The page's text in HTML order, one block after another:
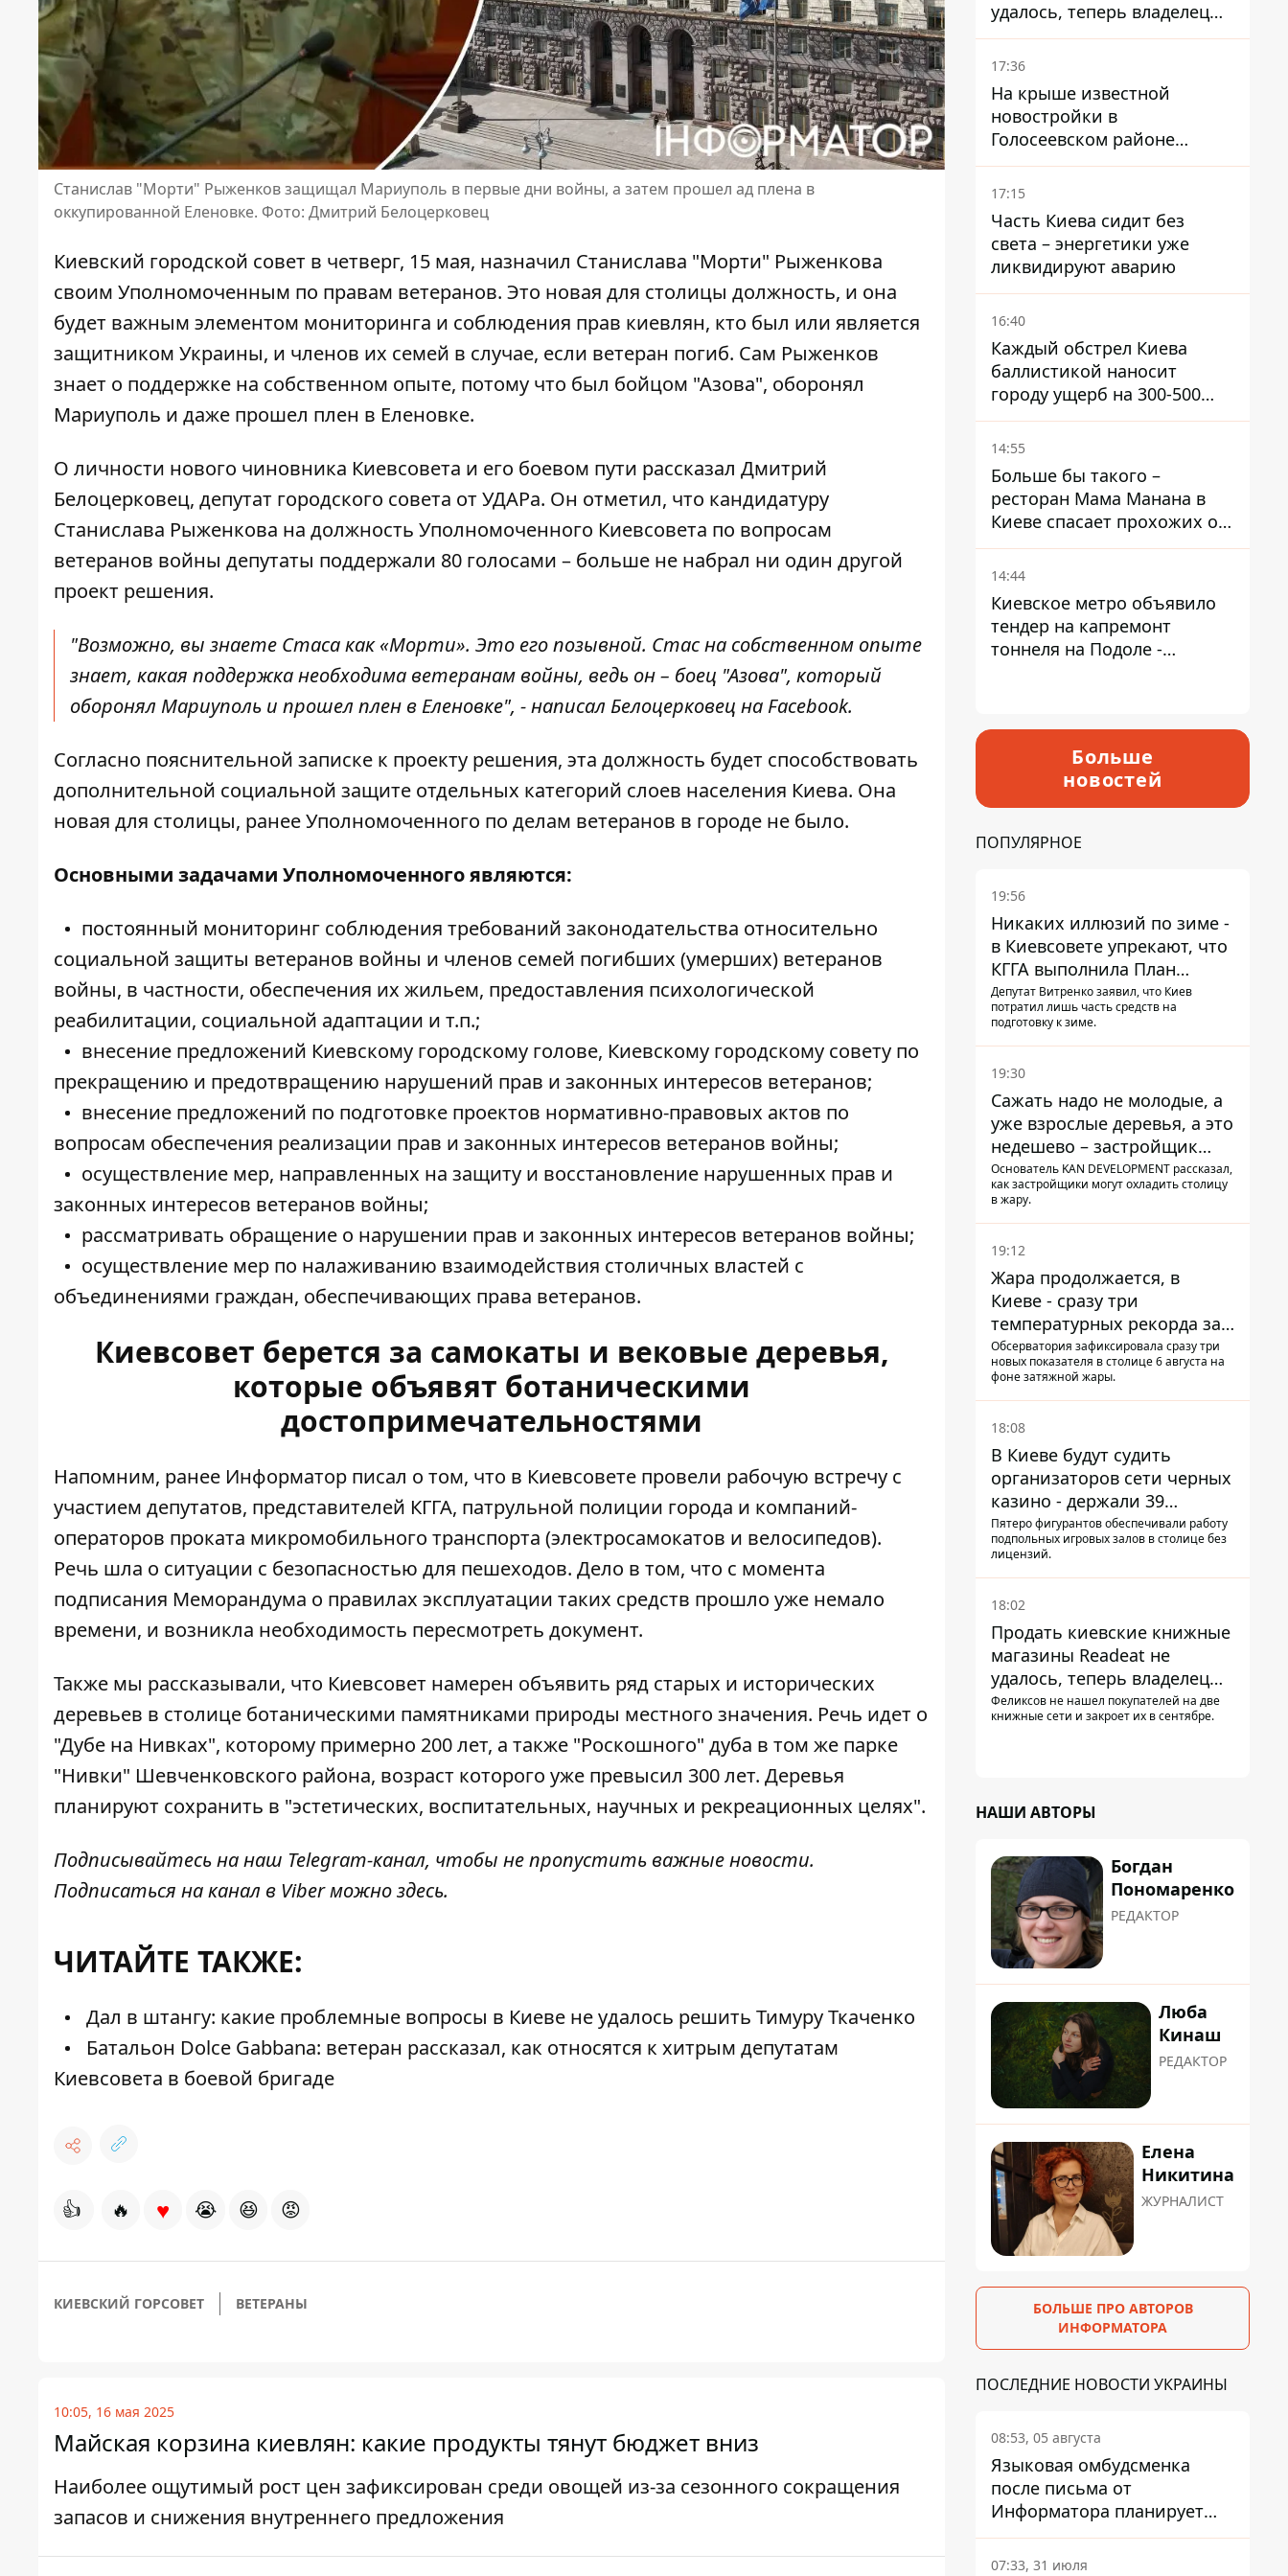
Станислав "Морти" Рыженков защищал Мариуполь в первые дни войны, а затем прошел ад плена в
оккупированной Еленовке. Фото: Дмитрий Белоцерковец
Киевский городской совет в четверг, 15 мая, назначил Станислава "Морти" Рыженкова
своим Уполномоченным по правам ветеранов. Это новая для столицы должность, и она
будет важным элементом мониторинга и соблюдения прав киевлян, кто был или является
защитником Украины, и членов их семей в случае, если ветеран погиб. Сам Рыженков
знает о поддержке на собственном опыте, потому что был бойцом "Азова", оборонял
Мариуполь и даже прошел плен в Еленовке.
О личности нового чиновника Киевсовета и его боевом пути рассказал Дмитрий
Белоцерковец, депутат городского совета от УДАРа. Он отметил, что кандидатуру
Станислава Рыженкова на должность Уполномоченного Киевсовета по вопросам
ветеранов войны депутаты поддержали 80 голосами – больше не набрал ни один другой
проект решения.
"Возможно, вы знаете Стаса как «Морти». Это его позывной. Стас на собственном опыте
знает, какая поддержка необходима ветеранам войны, ведь он – боец ​​"Азова", который
оборонял Мариуполь и прошел плен в Еленовке", - написал Белоцерковец на Facebook.
Согласно пояснительной записке к проекту решения, эта должность будет способствовать
дополнительной социальной защите отдельных категорий слоев населения Киева. Она
новая для столицы, ранее Уполномоченного по делам ветеранов в городе не было.
Основными задачами Уполномоченного являются:
постоянный мониторинг соблюдения требований законодательства относительно
социальной защиты ветеранов войны и членов семей погибших (умерших) ветеранов
войны, в частности, обеспечения их жильем, предоставления психологической
реабилитации, социальной адаптации и т.п.;
внесение предложений Киевскому городскому голове, Киевскому городскому совету по
прекращению и предотвращению нарушений прав и законных интересов ветеранов;
внесение предложений по подготовке проектов нормативно-правовых актов по
вопросам обеспечения реализации прав и законных интересов ветеранов войны;
осуществление мер, направленных на защиту и восстановление нарушенных прав и
законных интересов ветеранов войны;
рассматривать обращение о нарушении прав и законных интересов ветеранов войны;
осуществление мер по налаживанию взаимодействия столичных властей с
объединениями граждан, обеспечивающих права ветеранов.
Киевсовет берется за самокаты и вековые деревья,
которые объявят ботаническими
достопримечательностями
Напомним, ранее Информатор писал о том, что в Киевсовете провели рабочую встречу с
участием депутатов, представителей КГГА, патрульной полиции города и компаний-
операторов проката микромобильного транспорта (электросамокатов и велосипедов).
Речь шла о ситуации с безопасностью для пешеходов. Дело в том, что с момента
подписания Меморандума о правилах эксплуатации таких средств прошло уже немало
времени, и возникла необходимость пересмотреть документ.
Также мы рассказывали, что Киевсовет намерен объявить ряд старых и исторических
деревьев в столице ботаническими памятниками природы местного значения. Речь идет о
"Дубе на Нивках", которому примерно 200 лет, а также "Роскошного" дуба в том же парке
"Нивки" Шевченковского района, возраст которого уже превысил 300 лет. Деревья
планируют сохранить в "эстетических, воспитательных, научных и рекреационных целях".
Подписывайтесь на наш Telegram-канал, чтобы не пропустить важные новости.
Подписаться на канал в Viber можноздесь.
ЧИТАЙТЕ ТАКЖЕ:
Дал в штангу: какие проблемные вопросы в Киеве не удалось решить Тимуру Ткаченко
Батальон Dolce Gabbana: ветеран рассказал, как относятся к хитрым депутатам
Киевсовета в боевой бригаде
👍 🔥 ♥ 😭 😆 😡
КИЕВСКИЙ ГОРСОВЕТ ВЕТЕРАНЫ
10:05, 16 мая 2025
Майская корзина киевлян: какие продукты тянут бюджет вниз
Наиболее ощутимый рост цен зафиксирован среди овощей из-за сезонного сокращения
запасов и снижения внутреннего предложения
удалось, теперь владелец
их просто закроет
17:36
На крыше известной
новостройки в
Голосеевском районе
разбивают парк площадью
в гектар
17:15
Часть Киева сидит без
света – энергетики уже
ликвидируют аварию
16:40
Каждый обстрел Киева
баллистикой наносит
городу ущерб на 300-500
миллионов - Петр
Пантелеев
14:55
Больше бы такого –
ресторан Мама Манана в
Киеве спасает прохожих от
жары
14:44
Киевское метро объявило
тендер на капремонт
тоннеля на Подоле -
Больше
новостей
ПОПУЛЯРНОЕ
19:56
Никаких иллюзий по зиме -
в Киевсовете упрекают, что
КГГА выполнила План
устойчивости на 20%
Депутат Витренко заявил, что Киев
потратил лишь часть средств на
подготовку к зиме.
19:30
Сажать надо не молодые, а
уже взрослые деревья, а это
недешево – застройщик
Никонов
Основатель KAN DEVELOPMENT рассказал,
как застройщики могут охладить столицу
в жару.
19:12
Жара продолжается, в
Киеве - сразу три
температурных рекорда за
день
Обсерватория зафиксировала сразу три
новых показателя в столице 6 августа на
фоне затяжной жары.
18:08
В Киеве будут судить
организаторов сети черных
казино - держали 39
заведений
Пятеро фигурантов обеспечивали работу
подпольных игровых залов в столице без
лицензий.
18:02
Продать киевские книжные
магазины Readeat не
удалось, теперь владелец
их просто закроет
Феликсов не нашел покупателей на две
книжные сети и закроет их в сентябре.
НАШИ АВТОРЫ
Богдан
Пономаренко
РЕДАКТОР
Люба
Кинаш
РЕДАКТОР
Елена
Никитина
ЖУРНАЛИСТ
БОЛЬШЕ ПРО АВТОРОВ
ИНФОРМАТОРА
ПОСЛЕДНИЕ НОВОСТИ УКРАИНЫ
08:53, 05 августа
Языковая омбудсменка
после письма от
Информатора планирует
наказать компанию-
подрядчика ПриватБанка
07:33, 31 июля